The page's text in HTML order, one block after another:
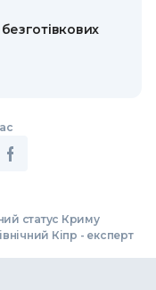
статус Криму
Кіпр - експерт